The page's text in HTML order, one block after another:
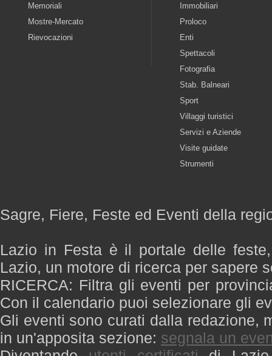
Memoriali
Mostre-Mercato
Rievocazioni
Immobiliari
Proloco
Enti
Spettacoli
Fotografia
Stab. Balneari
Sport
Villaggi turistici
Servizi e Aziende
Visite guidate
Strumenti
Sagre, Fiere, Feste ed Eventi della
Lazio in Festa è il portale delle
Lazio, un motore di ricerca per sapere
RICERCA: Filtra gli eventi per
Con il calendario puoi selezionare gli
Gli eventi sono curati dalla redazione,
in un'apposita sezione: segnala un